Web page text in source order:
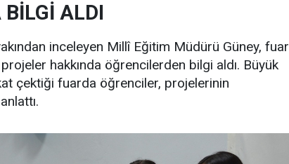
ALDI
inceleyen Millî Eğitim Müdürü Güney, fuar
hakkında öğrencilerden bilgi aldı. Büyük
çektiği fuarda öğrenciler, projelerinin